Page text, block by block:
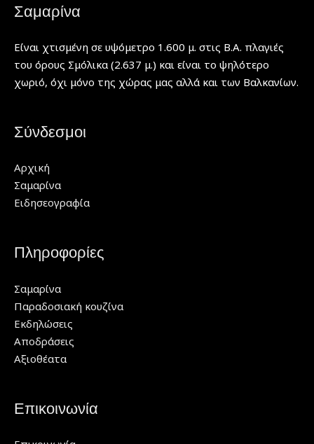
Σαμαρίνα
Είναι χτισμένη σε υψόμετρο 1.600 μ. στις Β.Α. πλαγιές
του όρους Σμόλικα (2.637 μ.) και είναι το ψηλότερο
χωριό, όχι μόνο της χώρας μας αλλά και των Βαλκανίων.
Σύνδεσμοι
Αρχική
Σαμαρίνα
Ειδησεογραφία
Πληροφορίες
Σαμαρίνα
Παραδοσιακή κουζίνα
Εκδηλώσεις
Αποδράσεις
Αξιοθέατα
Επικοινωνία